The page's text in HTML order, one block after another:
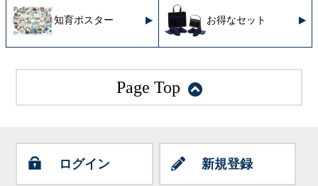
知育ポスター お得なセット
Page Top
ログイン 新規登録